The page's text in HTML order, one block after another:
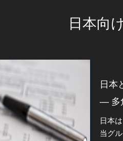
日本向
日本
— 多
日本
当グ